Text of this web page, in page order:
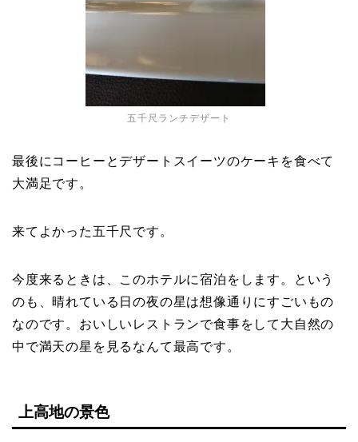
五千尺ランチデザート
最後にコーヒーとデザートスイーツのケーキを食べて
大満足です。
来てよかった五千尺です。
今度来るときは、このホテルに宿泊をします。という
のも、晴れている日の夜の星は想像通りにすごいもの
なのです。おいしいレストランで食事をして大自然の
中で満天の星を見るなんて最高です。
上高地の景色